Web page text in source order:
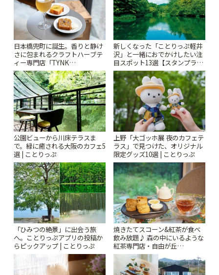
日本橋兜町に誕生。香りと静け
さに包まれるクラフトハーブテ
ィー専門店「TYNK
Kabutocho」 | ことりっぷ
新しくなった「ことりっぷ軽井
沢」と一緒におでかけしたい注
目スポット13選【スタンプラリ
ー開催中】 | ことりっぷ
公園ビューから川床テラスま
で。緑に癒される大阪のカフェ5
選 | ことりっぷ
上野「大ゴッホ展 夜のカフェテ
ラス」で見つけた、オリジナル
限定グッズ10選 | ことりっぷ
「ひみつの絶景」に出会う旅
へ。ことりっぷアプリの投稿か
らピックアップ | ことりっぷ
焼きたてスコーン&紅茶が食べ
飲み放題♪ 森の中にいるような
紅茶専門店・自由が丘
「YOTSUBA TEA」でのんびり
時間 | ことりっぷ